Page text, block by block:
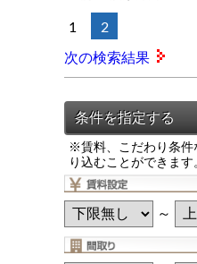
※賃料、こだわり条件
り込むことができます
～
1 2
次の検索結果